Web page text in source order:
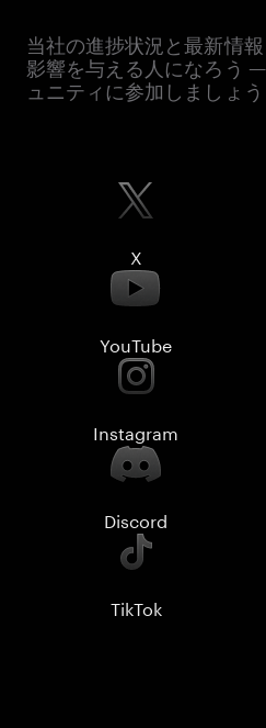
当社の進捗状況と最新情報
影響を与える人になろう
ュニティに参加しましょう
X
YouTube
Instagram
Discord
TikTok